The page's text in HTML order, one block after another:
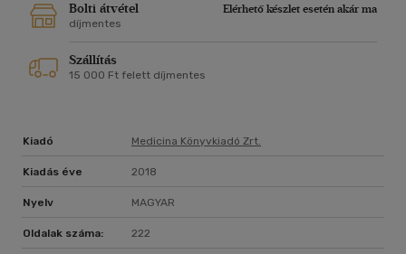
Bolti átvétel
Elérhető készlet esetén akár ma
díjmentes
Szállítás
15 000 Ft felett díjmentes
Kiadó Medicina Könyvkiadó Zrt.
Kiadás éve 2018
Nyelv MAGYAR
Oldalak száma: 222